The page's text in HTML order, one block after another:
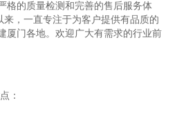
格的质量检测和完善的售后服务体
来，一直专注于为客户提供有品质的
厦门各地。欢迎广大有需求的行业前
：